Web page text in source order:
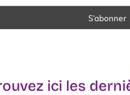
ici les